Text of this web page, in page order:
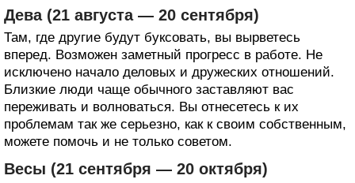
Дева (21 августа — 20 сентября)
Там, где другие будут буксовать, вы вырветесь
вперед. Возможен заметный прогресс в работе. Не
исключено начало деловых и дружеских отношений.
Близкие люди чаще обычного заставляют вас
переживать и волноваться. Вы отнесетесь к их
проблемам так же серьезно, как к своим собственным,
можете помочь и не только советом.
Весы (21 сентября — 20 октября)